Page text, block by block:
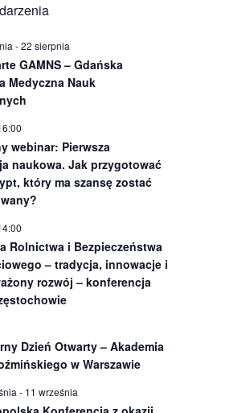
-22 sierpnia
GAMNS – Gdańska
Medyczna Nauk
webinar: Pierwsza
naukowa. Jak przygotować
który ma szansę zostać
Rolnictwa i Bezpieczeństwa
– tradycja, innowacje i
rozwój – konferencja
Dzień Otwarty – Akademia
w Warszawie
- 11 września